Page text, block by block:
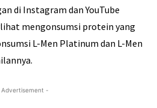
di Instagram dan YouTube
mengonsumsi protein yang
L-Men Platinum dan L-Men
-